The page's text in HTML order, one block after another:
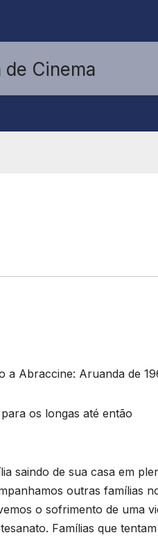
a Abraccine: Aruanda de
os longas até então
saindo de sua casa em
outras famílias
o sofrimento de uma
Famílias que tentam